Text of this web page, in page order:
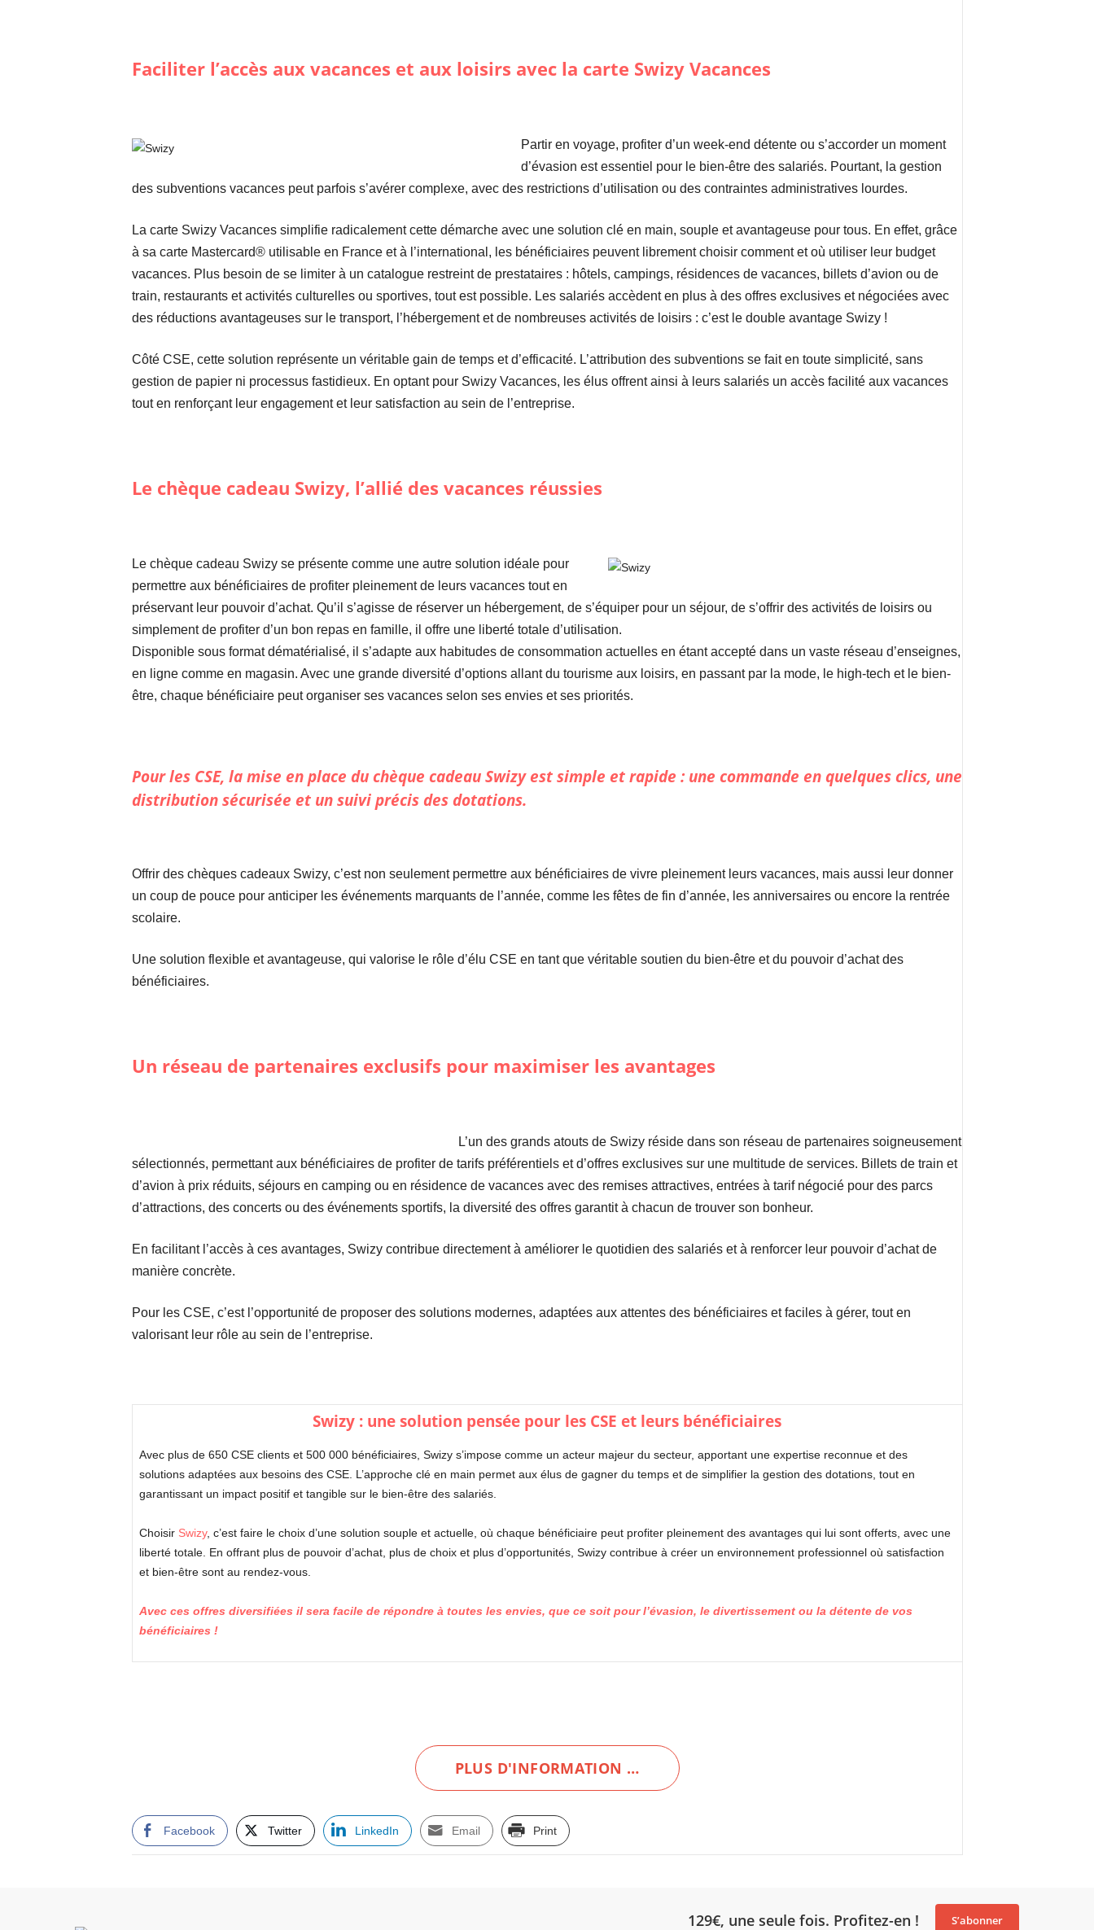
Faciliter l’accès aux vacances et aux loisirs avec la carte Swizy Vacances
Partir en voyage, profiter d’un week-end détente ou s’accorder un moment
d’évasion est essentiel pour le bien-être des salariés. Pourtant, la gestion
des subventions vacances peut parfois s’avérer complexe, avec des restrictions d’utilisation ou des contraintes administratives lourdes.
La carte Swizy Vacances simplifie radicalement cette démarche avec une solution clé en main, souple et avantageuse pour tous. En effet, grâce
à sa carte Mastercard® utilisable en France et à l’international, les bénéficiaires peuvent librement choisir comment et où utiliser leur budget
vacances. Plus besoin de se limiter à un catalogue restreint de prestataires : hôtels, campings, résidences de vacances, billets d’avion ou de
train, restaurants et activités culturelles ou sportives, tout est possible. Les salariés accèdent en plus à des offres exclusives et négociées avec
des réductions avantageuses sur le transport, l’hébergement et de nombreuses activités de loisirs : c’est le double avantage Swizy !
Côté CSE, cette solution représente un véritable gain de temps et d’efficacité. L’attribution des subventions se fait en toute simplicité, sans
gestion de papier ni processus fastidieux. En optant pour Swizy Vacances, les élus offrent ainsi à leurs salariés un accès facilité aux vacances
tout en renforçant leur engagement et leur satisfaction au sein de l’entreprise.
Le chèque cadeau Swizy, l’allié des vacances réussies
Le chèque cadeau Swizy se présente comme une autre solution idéale pour
permettre aux bénéficiaires de profiter pleinement de leurs vacances tout en
préservant leur pouvoir d’achat. Qu’il s’agisse de réserver un hébergement, de s’équiper pour un séjour, de s’offrir des activités de loisirs ou
simplement de profiter d’un bon repas en famille, il offre une liberté totale d’utilisation.
Disponible sous format dématérialisé, il s’adapte aux habitudes de consommation actuelles en étant accepté dans un vaste réseau d’enseignes,
en ligne comme en magasin. Avec une grande diversité d’options allant du tourisme aux loisirs, en passant par la mode, le high-tech et le bien-
être, chaque bénéficiaire peut organiser ses vacances selon ses envies et ses priorités.
Pour les CSE, la mise en place du chèque cadeau Swizy est simple et rapide : une commande en quelques clics, une
distribution sécurisée et un suivi précis des dotations.
Offrir des chèques cadeaux Swizy, c’est non seulement permettre aux bénéficiaires de vivre pleinement leurs vacances, mais aussi leur donner
un coup de pouce pour anticiper les événements marquants de l’année, comme les fêtes de fin d’année, les anniversaires ou encore la rentrée
scolaire.
Une solution flexible et avantageuse, qui valorise le rôle d’élu CSE en tant que véritable soutien du bien-être et du pouvoir d’achat des
bénéficiaires.
Un réseau de partenaires exclusifs pour maximiser les avantages
L’un des grands atouts de Swizy réside dans son réseau de partenaires soigneusement
sélectionnés, permettant aux bénéficiaires de profiter de tarifs préférentiels et d’offres exclusives sur une multitude de services. Billets de train et
d’avion à prix réduits, séjours en camping ou en résidence de vacances avec des remises attractives, entrées à tarif négocié pour des parcs
d’attractions, des concerts ou des événements sportifs, la diversité des offres garantit à chacun de trouver son bonheur.
En facilitant l’accès à ces avantages, Swizy contribue directement à améliorer le quotidien des salariés et à renforcer leur pouvoir d’achat de
manière concrète.
Pour les CSE, c’est l’opportunité de proposer des solutions modernes, adaptées aux attentes des bénéficiaires et faciles à gérer, tout en
valorisant leur rôle au sein de l’entreprise.
Swizy : une solution pensée pour les CSE et leurs bénéficiaires
Avec plus de 650 CSE clients et 500 000 bénéficiaires, Swizy s’impose comme un acteur majeur du secteur, apportant une expertise reconnue et des
solutions adaptées aux besoins des CSE. L’approche clé en main permet aux élus de gagner du temps et de simplifier la gestion des dotations, tout en
garantissant un impact positif et tangible sur le bien-être des salariés.
Choisir Swizy, c’est faire le choix d’une solution souple et actuelle, où chaque bénéficiaire peut profiter pleinement des avantages qui lui sont offerts, avec une
liberté totale. En offrant plus de pouvoir d’achat, plus de choix et plus d’opportunités, Swizy contribue à créer un environnement professionnel où satisfaction
et bien-être sont au rendez-vous.
Avec ces offres diversifiées il sera facile de répondre à toutes les envies, que ce soit pour l’évasion, le divertissement ou la détente de vos
bénéficiaires !
PLUS D'INFORMATION …
Facebook Twitter LinkedIn Email Print
129€, une seule fois. Profitez-en ! S’abonner